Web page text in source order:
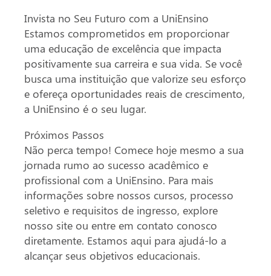
Invista no Seu Futuro com a UniEnsino
Estamos comprometidos em proporcionar
uma educação de excelência que impacta
positivamente sua carreira e sua vida. Se você
busca uma instituição que valorize seu esforço
e ofereça oportunidades reais de crescimento,
a UniEnsino é o seu lugar.
Próximos Passos
Não perca tempo! Comece hoje mesmo a sua
jornada rumo ao sucesso acadêmico e
profissional com a UniEnsino. Para mais
informações sobre nossos cursos, processo
seletivo e requisitos de ingresso, explore
nosso site ou entre em contato conosco
diretamente. Estamos aqui para ajudá-lo a
alcançar seus objetivos educacionais.